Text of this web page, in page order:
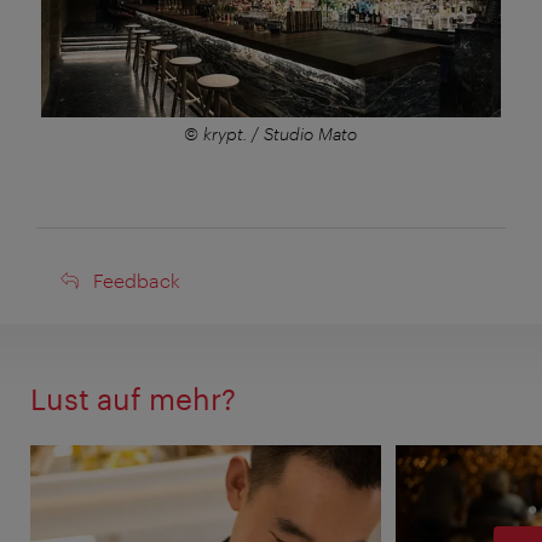
© krypt. / Studio Mato
Feedback
Feedback
Lust auf mehr?